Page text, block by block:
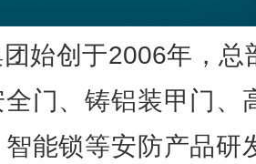
始创于2006年，总
门、铸铝装甲门、
智能锁等安防产品研